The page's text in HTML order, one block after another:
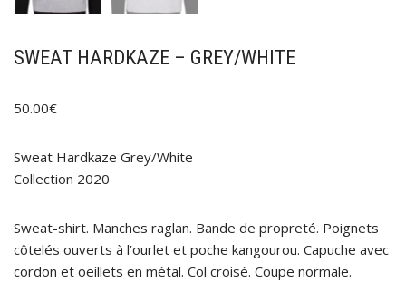
SWEAT HARDKAZE – GREY/WHITE
50.00€
Sweat Hardkaze Grey/White
Collection 2020
Sweat-shirt. Manches raglan. Bande de propreté. Poignets
côtelés ouverts à l’ourlet et poche kangourou. Capuche avec
cordon et oeillets en métal. Col croisé. Coupe normale.